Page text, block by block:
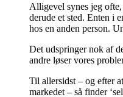
Alligevel synes jeg ofte,
derude et sted. Enten i
hos en anden person.
Det udspringer nok af
andre løser vores
Til allersidst – og efter
markedet – så finder